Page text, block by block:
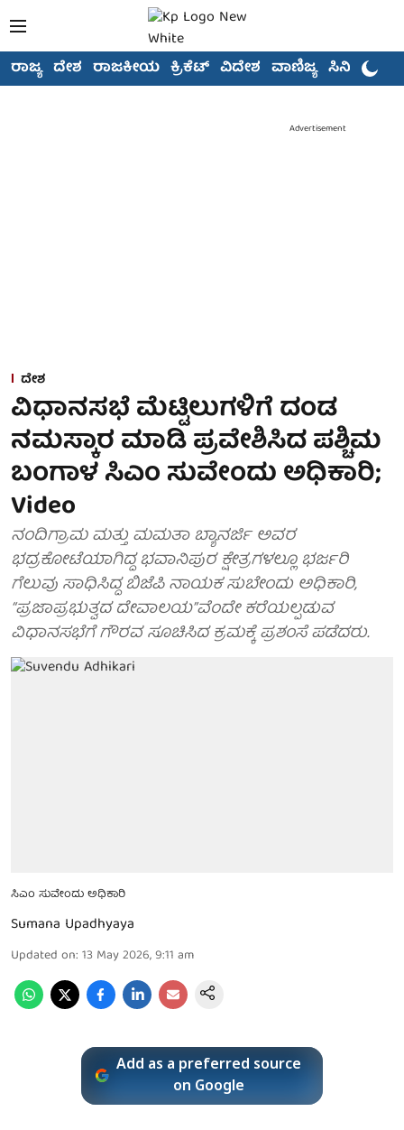
ರಾಜ್ಯ ದೇಶ ರಾಜಕೀಯ ಕ್ರಿಕೆಟ್ ವಿದೇಶ ವಾಣಿಜ್ಯ ಸಿನಿಮಾ
Advertisement
ದೇಶ
ವಿಧಾನಸಭೆ ಮೆಟ್ಟಿಲುಗಳಿಗೆ ದಂಡ
ನಮಸ್ಕಾರ ಮಾಡಿ ಪ್ರವೇಶಿಸಿದ ಪಶ್ಚಿಮ
ಬಂಗಾಳ ಸಿಎಂ ಸುವೇಂದು ಅಧಿಕಾರಿ;
Video
ನಂದಿಗ್ರಾಮ ಮತ್ತು ಮಮತಾ ಬ್ಯಾನರ್ಜಿ ಅವರ
ಭದ್ರಕೋಟೆಯಾಗಿದ್ದ ಭವಾನಿಪುರ ಕ್ಷೇತ್ರಗಳಲ್ಲೂ ಭರ್ಜರಿ
ಗೆಲುವು ಸಾಧಿಸಿದ್ದ ಬಿಜೆಪಿ ನಾಯಕ ಸುಬೇಂದು ಅಧಿಕಾರಿ,
“ಪ್ರಜಾಪ್ರಭುತ್ವದ ದೇವಾಲಯ”ವೆಂದೇ ಕರೆಯಲ್ಪಡುವ
ವಿಧಾನಸಭೆಗೆ ಗೌರವ ಸೂಚಿಸಿದ ಕ್ರಮಕ್ಕೆ ಪ್ರಶಂಸೆ ಪಡೆದರು.
ಸಿಎಂ ಸುವೇಂದು ಅಧಿಕಾರಿ
Sumana Upadhyaya
Updated on: 13 May 2026, 9:11 am
Add as a preferred source
on Google